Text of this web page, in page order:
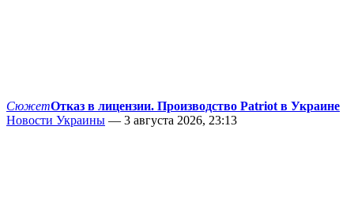
СюжетОтказ в лицензии. Производство Patriot в Украине
Новости Украины — 3 августа 2026, 23:13